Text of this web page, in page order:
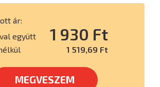
ár:
együtt
1 930 Ft
1 519,69 Ft
MEGVESZEM